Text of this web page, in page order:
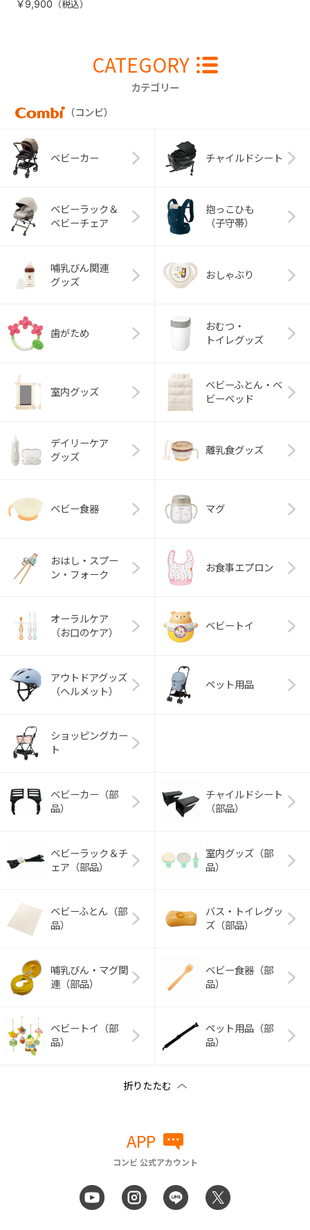
￥9,900
CATEGORY
カテゴリー
（コンビ）
ベビーカー チャイルドシート
ベビーラック＆
ベビーチェア
抱っこひも
（子守帯）
哺乳びん関連
グッズ
おしゃぶり
歯がため
おむつ・
トイレグッズ
室内グッズ
ベビーふとん・ベ
ビーベッド
デイリーケア
グッズ
離乳食グッズ
ベビー食器 マグ
おはし・スプー
ン・フォーク
お食事エプロン
オーラルケア
（お口のケア）
ベビートイ
アウトドアグッズ
（ヘルメット）
ペット用品
ショッピングカー
ト
ベビーカー（部
品）
チャイルドシート
（部品）
ベビーラック＆チ
ェア（部品）
室内グッズ（部
品）
ベビーふとん（部
品）
バス・トイレグッ
ズ（部品）
哺乳びん・マグ関
連（部品）
ベビー食器（部
品）
ベビートイ（部
品）
ペット用品（部
品）
APP
コンビ 公式アカウント